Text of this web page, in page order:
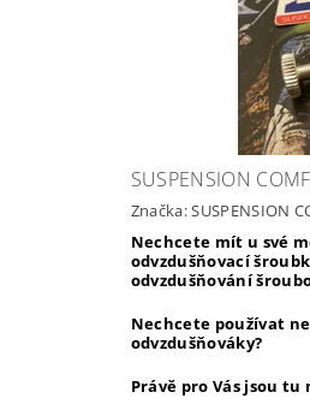
SUSPENSION
Značka:SUSPENSION
Nechcete mít u své
odvzdušňovací
odvzdušňování
Nechcete používat
odvzdušňováky?
Právě pro Vás jsou tu